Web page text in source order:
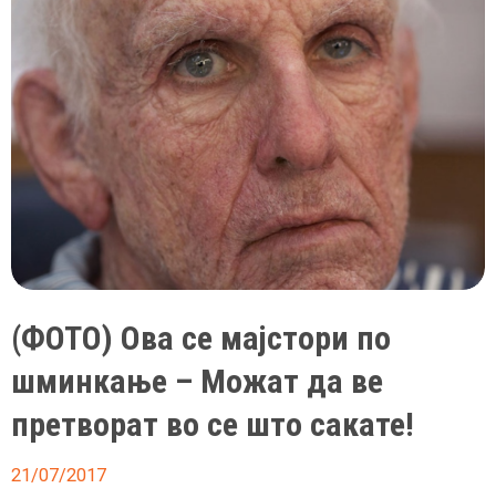
(ФОТО) Ова се мајстори по
шминкање – Можат да ве
претворат во се што сакате!
21/07/2017